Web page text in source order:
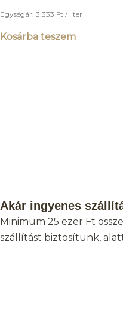
Egységár: 3.333 Ft / liter
Kosárba teszem
Akár ingyenes
Minimum 25 ezer Ft
szállítást biztosítunk,